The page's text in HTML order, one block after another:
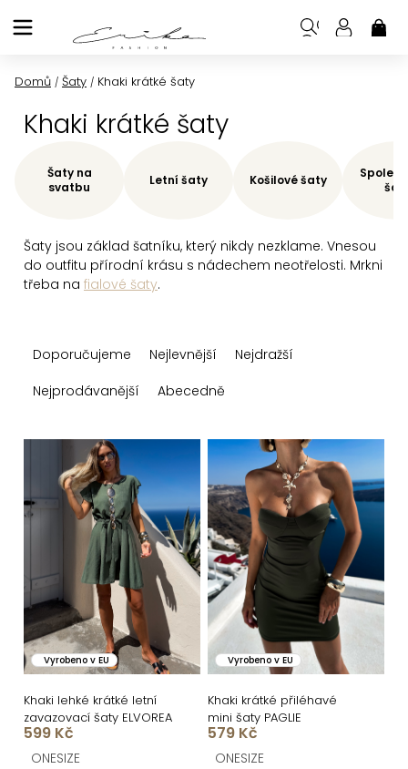
na
Domů / Šaty / Khaki krátké šaty
Khaki krátké šaty
Šaty jsou základ šatníku, který nikdy nezklame. Vnesou
do outfitu přírodní krásu s nádechem neotřelosti. Mrkni
třeba na fialové šaty.
Šaty na
svatbu
Letní šaty Košilové šaty
a
n
p
d
u
k
t
ů
Doporučujeme Nejlevnější
Nejdražší
Nejprodávanější
Abecedně
p
p
r
o
d
u
k
Vyrobeno v EU
Khaki lehké krátké letní
zavazovací šaty ELVOREA
599 Kč
ONESIZE
Vyrobeno v EU
Khaki krátké přiléhavé
mini šaty PAGLIE
579 Kč
ONESIZE